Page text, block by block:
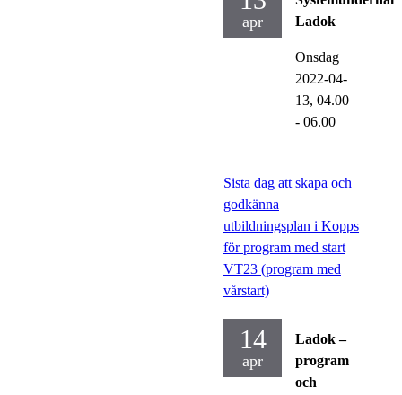
apr
Ladok
Onsdag
2022-04-
13, 04.00
- 06.00
Sista dag att skapa och
godkänna
utbildningsplan i Kopps
för program med start
VT23 (program med
vårstart)
14
apr
Ladok –
program
och